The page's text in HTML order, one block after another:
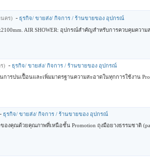
นคร) - ธุรกิจ/ ขายส่ง/ กิจการ / ร้านขายของ อุปกรณ์
AIR SHOWER: อุปกรณ์สำคัญสำหรับการควบคุมความ
) - ธุรกิจ/ ขายส่ง/ กิจการ / ร้านขายของ อุปกรณ์
ารปนเปื้อนและเพิ่มมาตรฐานความสะอาดในทุกการใช้งาน
- ธุรกิจ/ ขายส่ง/ กิจการ / ร้านขายของ อุปกรณ์
องคุณด้วยคุณภาพที่เหนือชั้น Promotion ถุงมือยางธรรมชาติ